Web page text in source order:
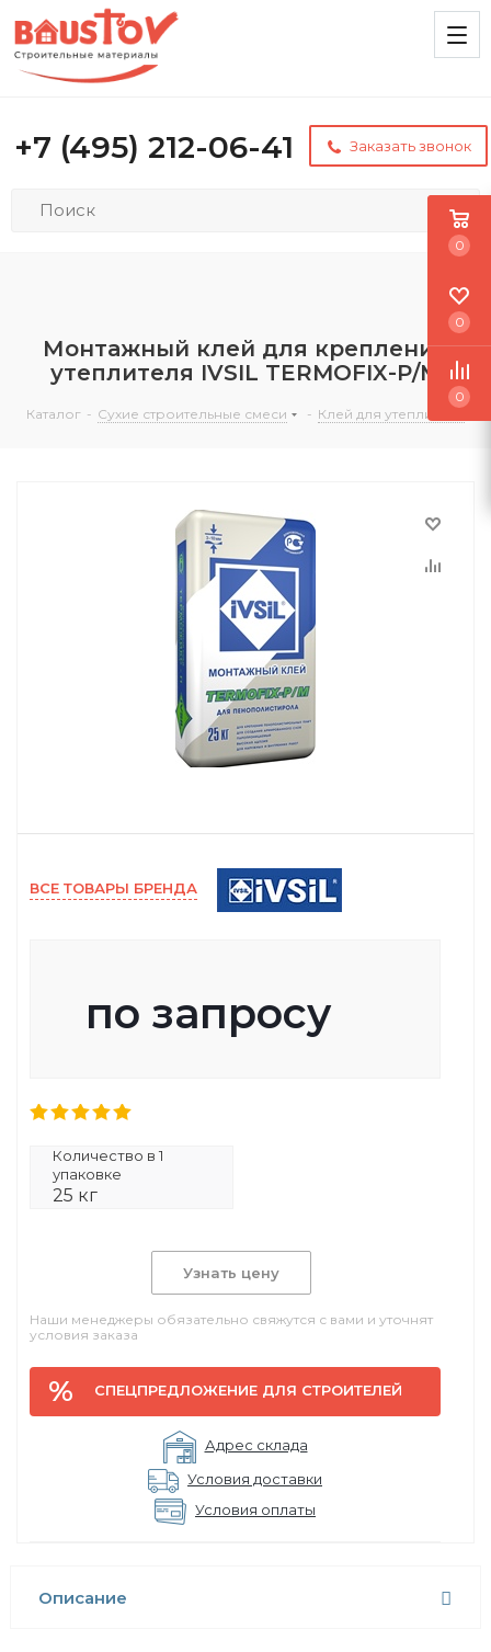
+7 (495) 212-06-41 Заказать звонок
Монтажный клей для крепления
утеплителя IVSIL TERMOFIX-Р/М
Каталог - Сухие строительные смеси - Клей для утеплителя
ВСЕ ТОВАРЫ БРЕНДА
по запросу
Количество в 1
упаковке
25 кг
Узнать цену
Наши менеджеры обязательно свяжутся с вами и уточнят
условия заказа
СПЕЦПРЕДЛОЖЕНИЕ ДЛЯ СТРОИТЕЛЕЙ
Адрес склада
Условия доставки
Условия оплаты
Описание
0
0
0